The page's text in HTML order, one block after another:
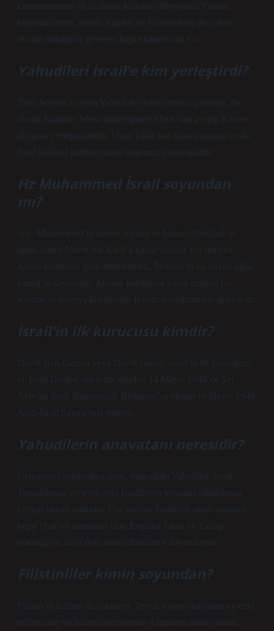
kromozomunu ölçüt olarak kullanan dünyadaki Yahudi
topluluklarının, İsrailli Araplar ve Filistinlilerle de yakın
akraba olduğunu gösteren başka kanıtlar da var.
Yahudileri İsrail’e kim yerleştirdi?
Tarih boyunca çeşitli Yahudi devletleri ortaya çıkmıştır. İlk
olarak İsrailliler Musa önderliğinde Mısır’dan ayrılıp Kenan
diyarına yerleşmişlerdir. Uzun yıllar yan yana yaşayan on iki
İsrail kabilesi birbirlerinden bağımsız yaşamışlardır.
Hz Muhammed İsrail soyundan
mı?
Soy. Muhammed’in annesi Amina ve babası Abdullah’ın
ortak ataları Murra ibn Ka’b’a kadar uzanan soy haritası.
Anlatı kültürüne göre Muhammed, İbrahim’in en büyük oğlu
İsmail’in soyundan, Adnani kabilesine kadar uzanan bir
soydan ve Kureyş kabilesinin Haşim hanedanından geliyordu.
İsrail’in ilk kurucusu kimdir?
David Ben-Gurion veya David Green, İsrail’in ilk başbakanı
ve İsrail Devleti’nin kurucusudur. 14 Mayıs 1948’de Tel
Aviv’de İsrail Bağımsızlık Bildirgesi’ni okudu ve ülkeyi 1948
Arap-İsrail Savaşı’nda yönetti.
Yahudilerin anavatanı neresidir?
Geleneksel anlatımlara göre, dünyadaki Yahudiler, İsrail
Topraklarına yerleşen eski İsraillilerin torunları olduklarına
yaygın olarak inanırlar. Öte yandan İsrailliler, ortak atalarını,
hepsi Hud’un kanından olan İbraniler İshak ve Yakup
aracılığıyla, İncil’deki ataları İbrahim’e dayandırırlar.
Filistinliler kimin soyundan?
Filistin’in bilinen ilk sakinleri, Tevrat’a göre dünyanın en eski
milleti olan ve İslam tarihçilerince Arapların ataları olarak